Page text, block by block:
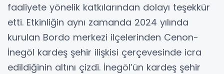
faaliyete yönelik katkılarından dolayı teşekkür
etti. Etkinliğin aynı zamanda 2024 yılında
kurulan Bordo merkezi ilçelerinden Cenon-
İnegöl kardeş şehir ilişkisi çerçevesinde icra
edildiğinin altını çizdi. İnegöl’ün kardeş şehir